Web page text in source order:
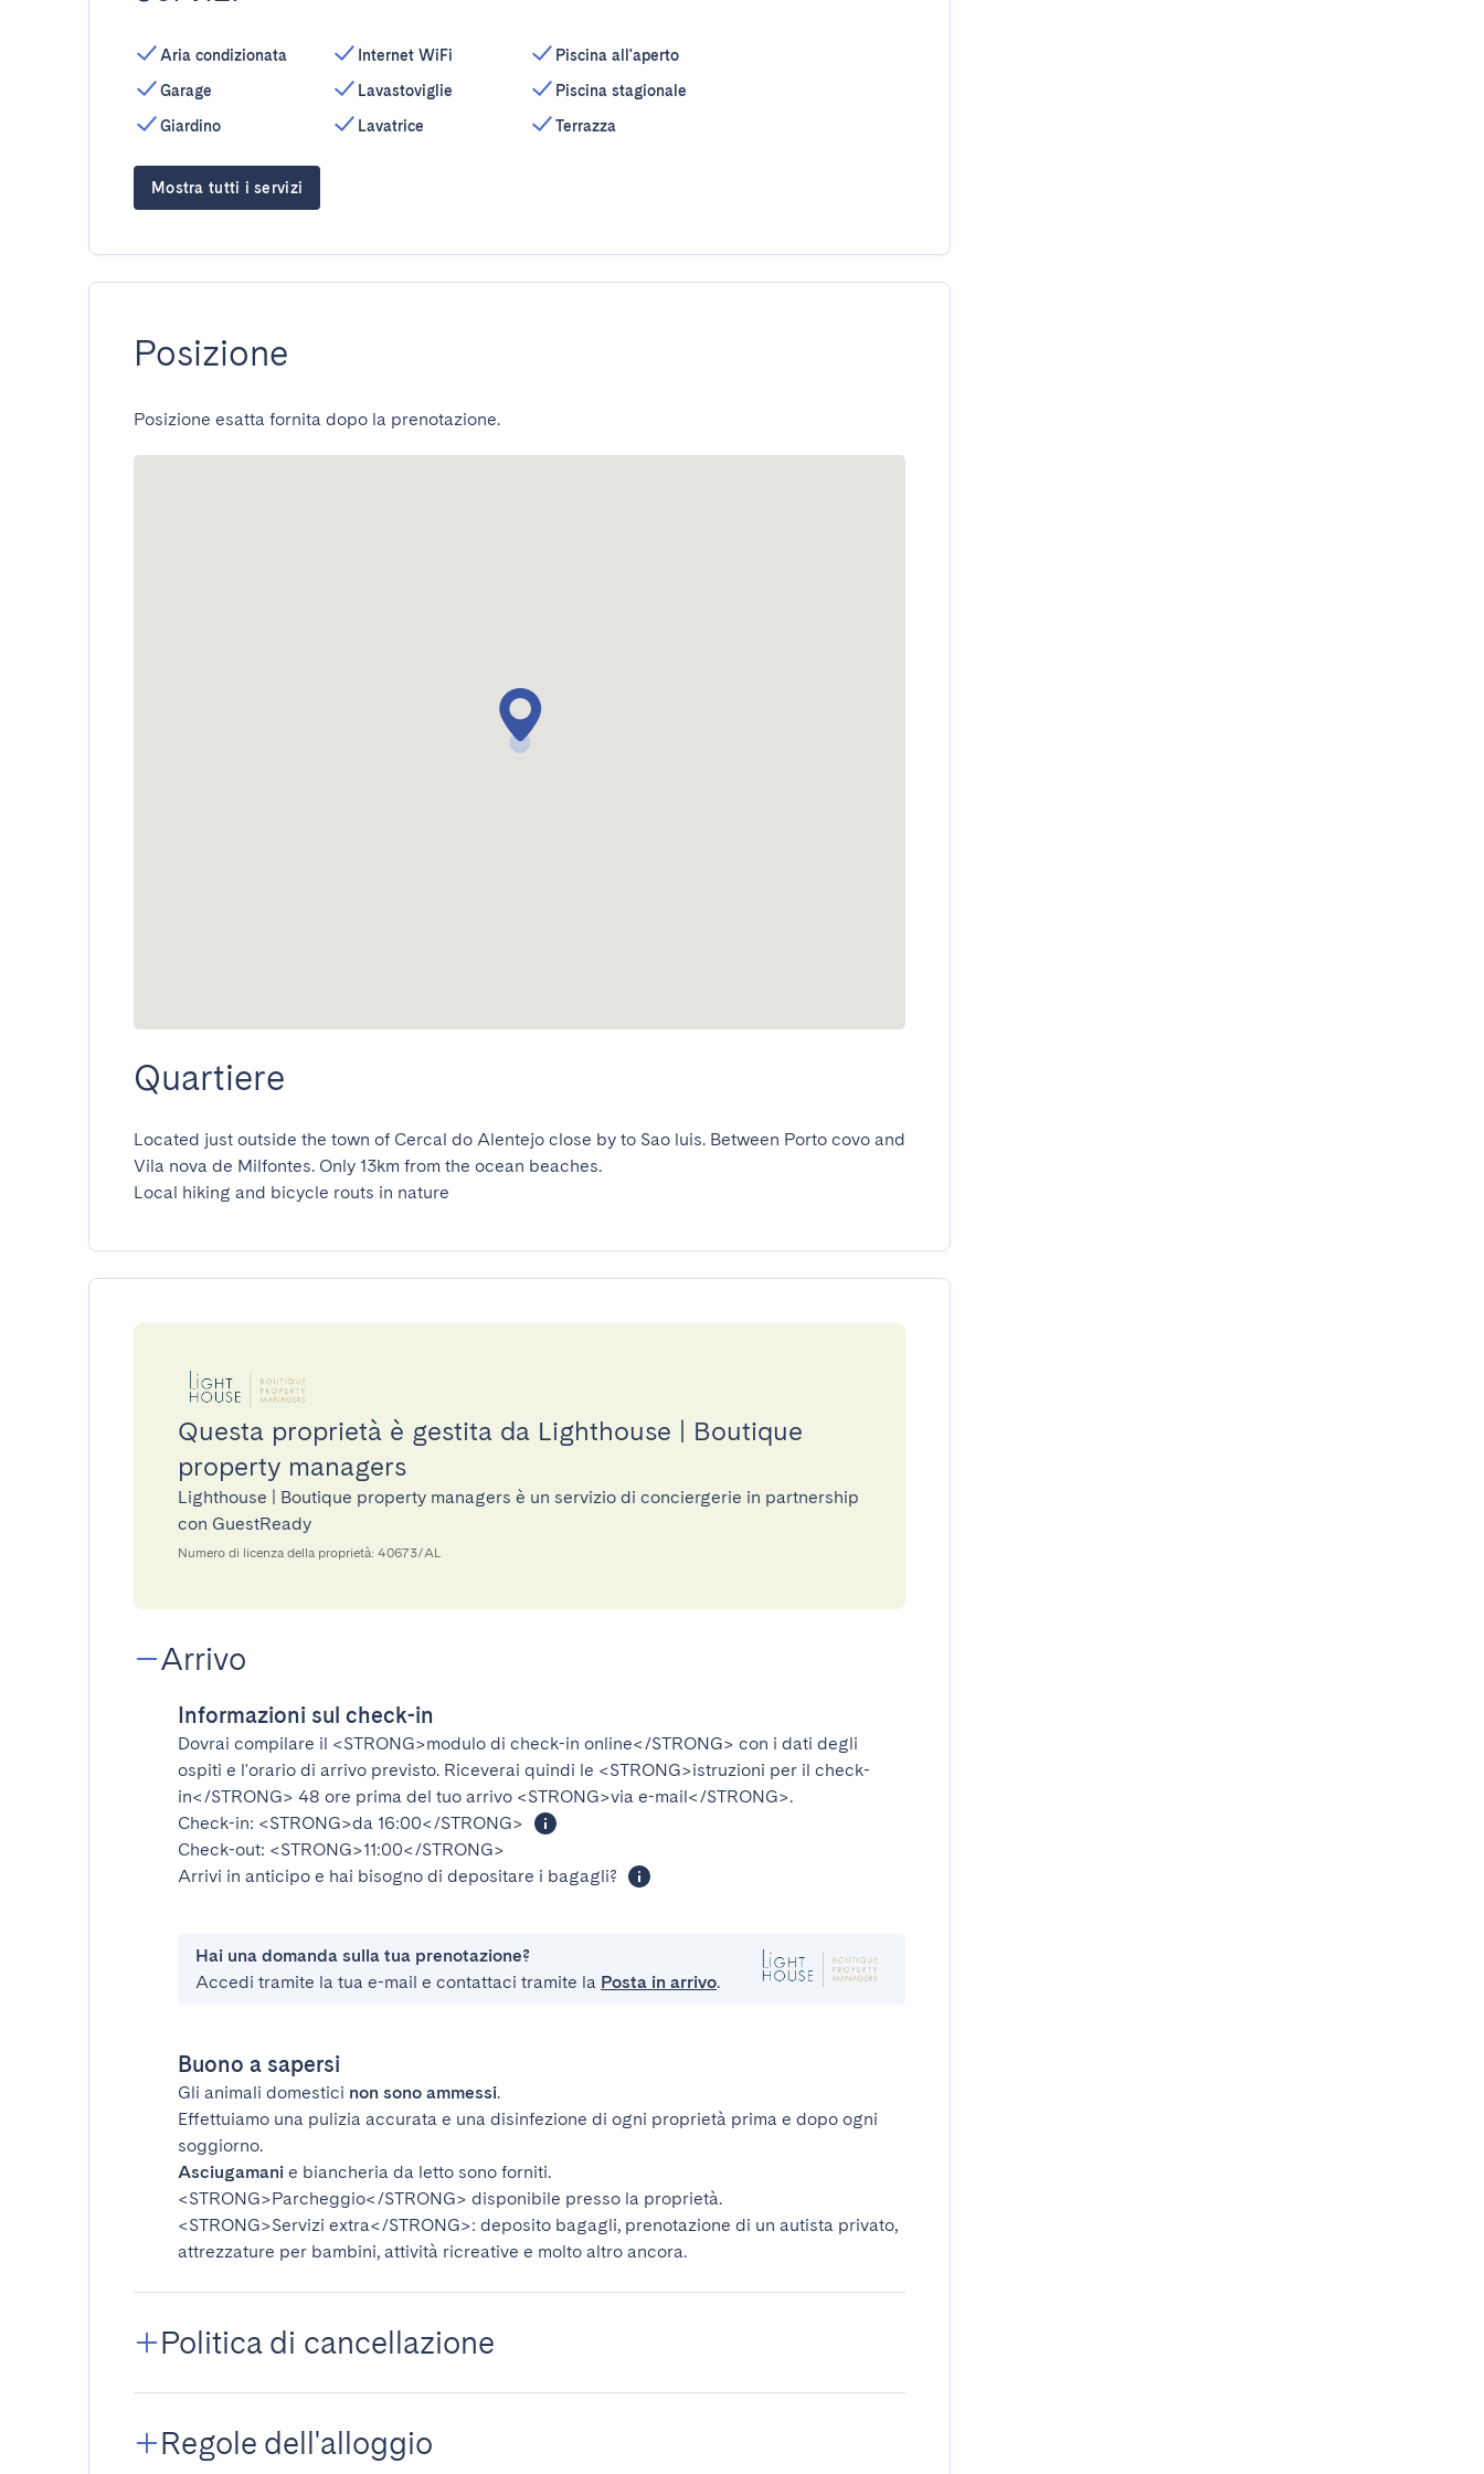
Aria condizionata
Garage
Giardino
Internet WiFi
Lavastoviglie
Lavatrice
Piscina all'aperto
Piscina stagionale
Terrazza
Mostra tutti i servizi
Posizione
Posizione esatta fornita dopo la prenotazione.
Quartiere
Located just outside the town of Cercal do Alentejo close by to Sao luis. Between Porto covo and
Vila nova de Milfontes. Only 13km from the ocean beaches.
Local hiking and bicycle routs in nature
Questa proprietà è gestita da Lighthouse | Boutique
property managers
Lighthouse | Boutique property managers è un servizio di conciergerie in partnership
con GuestReady
Numero di licenza della proprietà: 40673/AL
Arrivo
Informazioni sul check-in
Dovrai compilare il <STRONG>modulo di check-in online</STRONG> con i dati degli
ospiti e l'orario di arrivo previsto. Riceverai quindi le <STRONG>istruzioni per il check-
in</STRONG> 48 ore prima del tuo arrivo <STRONG>via e-mail</STRONG>.
Check-in: <STRONG>da 16:00</STRONG>
Check-out: <STRONG>11:00</STRONG>
Arrivi in anticipo e hai bisogno di depositare i bagagli?
Hai una domanda sulla tua prenotazione?
Accedi tramite la tua e-mail e contattaci tramite la Posta in arrivo.
Buono a sapersi
Gli animali domestici non sono ammessi.
Effettuiamo una pulizia accurata e una disinfezione di ogni proprietà prima e dopo ogni
soggiorno.
Asciugamani e biancheria da letto sono forniti.
<STRONG>Parcheggio</STRONG> disponibile presso la proprietà.
<STRONG>Servizi extra</STRONG>: deposito bagagli, prenotazione di un autista privato,
attrezzature per bambini, attività ricreative e molto altro ancora.
Politica di cancellazione
Regole dell'alloggio